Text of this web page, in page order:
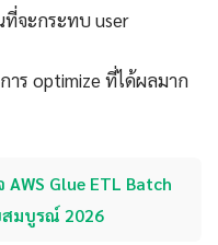
จะกระทบ user
าร optimize ที่ได้ผลมาก
Glue ETL Batch
สมบูรณ์ 2026